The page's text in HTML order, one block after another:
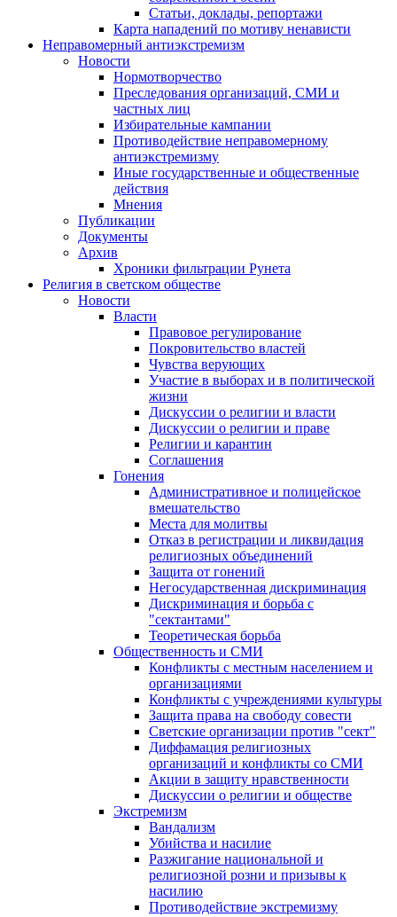
Статьи, доклады, репортажи
Карта нападений по мотиву ненависти
Неправомерный антиэкстремизм
Новости
Нормотворчество
Преследования организаций, СМИ и
частных лиц
Избирательные кампании
Противодействие неправомерному
антиэкстремизму
Иные государственные и общественные
действия
Мнения
Публикации
Документы
Архив
Хроники фильтрации Рунета
Религия в светском обществе
Новости
Власти
Правовое регулирование
Покровительство властей
Чувства верующих
Участие в выборах и в политической
жизни
Дискуссии о религии и власти
Дискуссии о религии и праве
Религии и карантин
Соглашения
Гонения
Административное и полицейское
вмешательство
Места для молитвы
Отказ в регистрации и ликвидация
религиозных объединений
Защита от гонений
Негосударственная дискриминация
Дискриминация и борьба с
"сектантами"
Теоретическая борьба
Общественность и СМИ
Конфликты с местным населением и
организациями
Конфликты с учреждениями культуры
Защита права на свободу совести
Светские организации против "сект"
Диффамация религиозных
организаций и конфликты со СМИ
Акции в защиту нравственности
Дискуссии о религии и обществе
Экстремизм
Вандализм
Убийства и насилие
Разжигание национальной и
религиозной розни и призывы к
насилию
Противодействие экстремизму